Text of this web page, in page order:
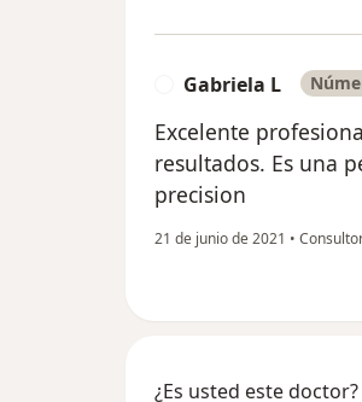
Gabriela L
Excelente
resultados. Es una
precision
21 de junio de 2021 •
¿Es usted este doctor?